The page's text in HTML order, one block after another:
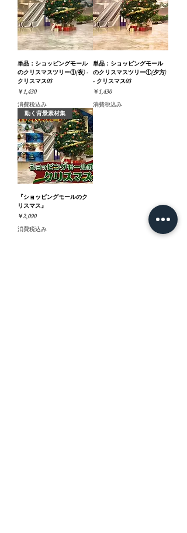
単品：ショッピングモール
のクリスマスツリー①(夜) -
クリスマス03
価格
￥1,430
消費税込み
単品：ショッピングモール
のクリスマスツリー①(夕方)
- クリスマス03
価格
￥1,430
消費税込み
動く背景素材集
『ショッピングモールのク
リスマス』
価格
￥2,090
消費税込み